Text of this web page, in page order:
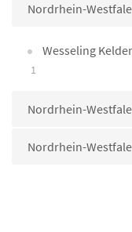
Nordrhein-
Wesseling
1
Nordrhein-
Nordrhein-